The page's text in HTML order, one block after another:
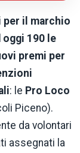
il marchio
oggi 190 le
premi per
: le Pro Loco
Piceno).
da volontari
assegnati la